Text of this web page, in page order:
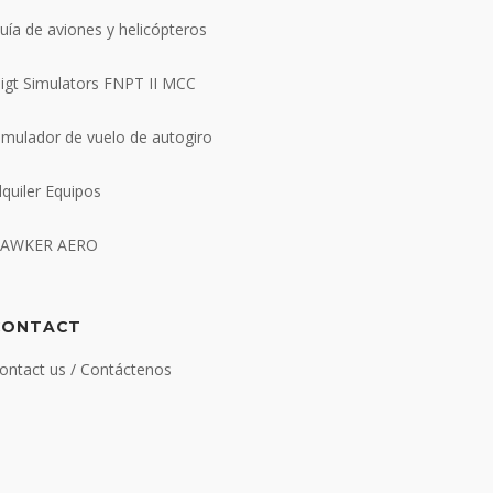
de aviones y helicópteros
Simulators FNPT II MCC
de vuelo de autogiro
Equipos
AERO
us / Contáctenos